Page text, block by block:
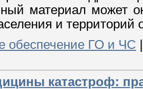
материал может
и
обеспечение ГО и ЧС
катастроф: